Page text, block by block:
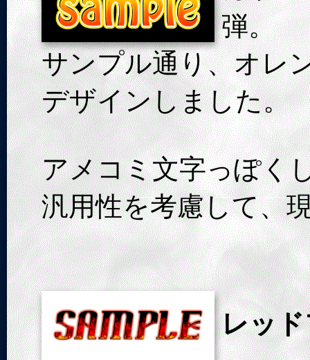
弾。
サンプル通り、オレ
デザインしました。
アメコミ文字っぽく
汎用性を考慮して、
レッ